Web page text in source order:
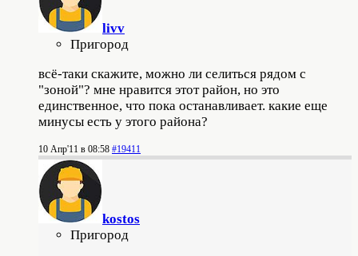
livv
Пригород
всё-таки скажите, можно ли селиться рядом с
"зоной"? мне нравится этот район, но это
единственное, что пока останавливает. какие еще
минусы есть у этого района?
10 Апр'11 в 08:58 #19411
kostos
Пригород